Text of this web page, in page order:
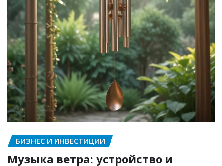
БИЗНЕС И ИНВЕСТИЦИИ
Музыка ветра: устройство и